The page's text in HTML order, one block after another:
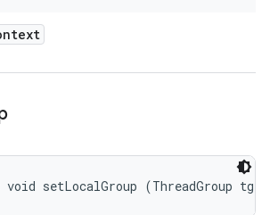
setLocalGroup (ThreadGroup tg)